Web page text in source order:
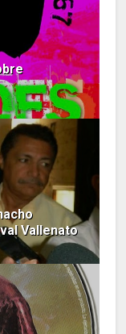
Vallenato